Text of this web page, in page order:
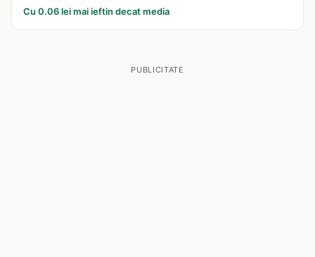
Cu 0.06 lei mai ieftin decat media
PUBLICITATE